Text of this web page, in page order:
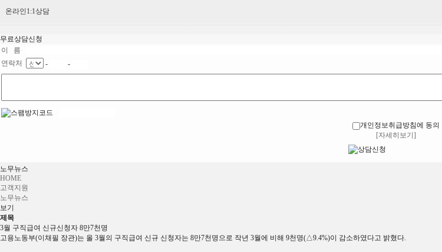
온라인1:1상담
무료상담신청
이 름
연락처
- -
개인정보취급방침에 동의
[자세히보기]
노무뉴스
HOME
고객지원
노무뉴스
보기
제목
3월 구직급여 신규신청자 8만7천명
고용노동부(이채필 장관)는 올 3월의 구직급여 신규 신청자는 8만7천명으로 작년 3월에 비해 9천명(△9.4%)이 감소하였다고 밝혔다.